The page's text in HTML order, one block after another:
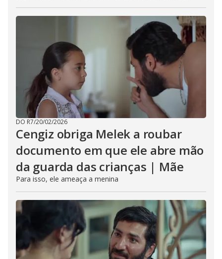
DO R7/20/02/2026
Cengiz obriga Melek a roubar
documento em que ele abre mão
da guarda das crianças | Mãe
Para isso, ele ameaça a menina